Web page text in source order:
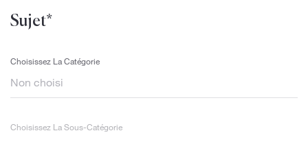
Sujet*
Choisissez La Catégorie
Choisissez La Sous-Catégorie